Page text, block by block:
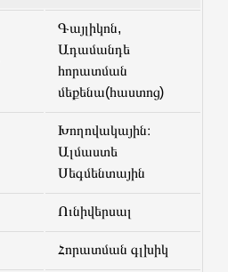
Գայլիկոն,
Ադամանդե
հորատման
մեքենա(հաստոց)
Խողովակային։
Ալմաստե
Սեգմենտային
Ունիվերսալ
Հորատման գլխիկ